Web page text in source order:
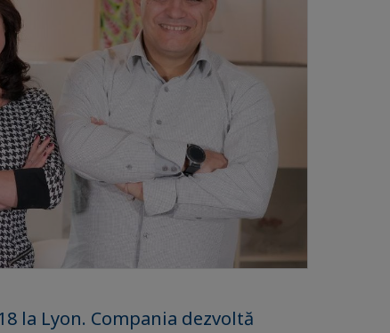
la Lyon. Compania dezvoltă